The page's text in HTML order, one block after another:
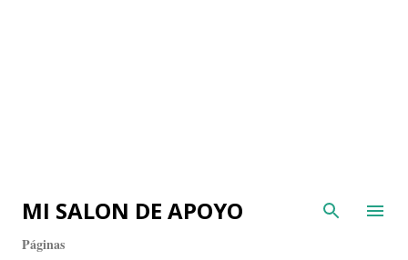
MI SALON DE APOYO
Páginas